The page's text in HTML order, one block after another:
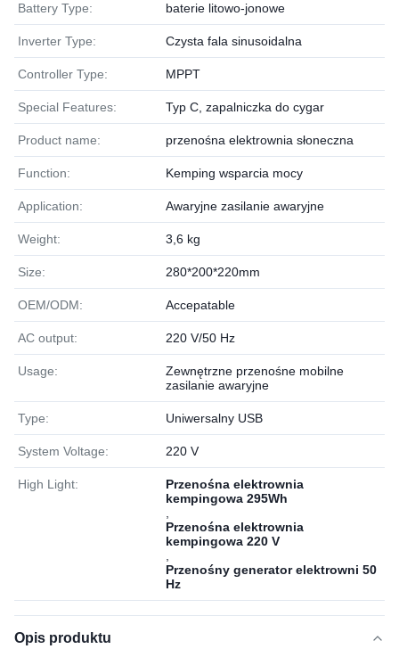
Battery Type: baterie litowo-jonowe
Inverter Type: Czysta fala sinusoidalna
Controller Type: MPPT
Special Features: Typ C, zapalniczka do cygar
Product name: przenośna elektrownia słoneczna
Function: Kemping wsparcia mocy
Application: Awaryjne zasilanie awaryjne
Weight: 3,6 kg
Size: 280*200*220mm
OEM/ODM: Accepatable
AC output: 220 V/50 Hz
Usage:
Zewnętrzne przenośne mobilne
zasilanie awaryjne
Type: Uniwersalny USB
System Voltage: 220 V
High Light:
Przenośna elektrownia
kempingowa 295Wh
Przenośna elektrownia
kempingowa 220 V
Przenośny generator elektrowni 50
Hz
Opis produktu